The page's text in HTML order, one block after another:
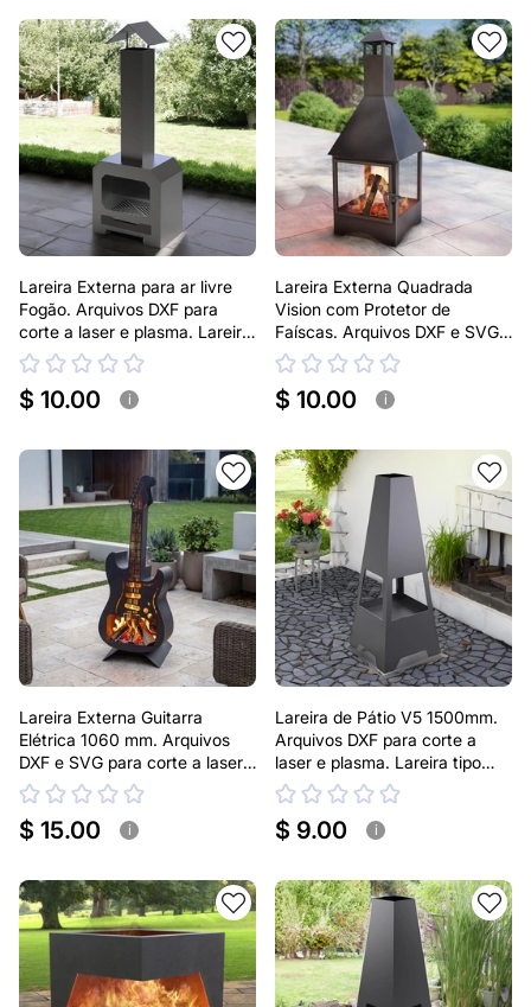
Lareira Externa para ar livre
Fogão. Arquivos DXF para
corte a laser e plasma. Lareira
tipo Chaminea
$ 10.00 i
Lareira Externa Quadrada
Vision com Protetor de
Faíscas. Arquivos DXF e SVG
para corte e plasma a laser.
Lareira tipo Chaminea
$ 10.00 i
Lareira Externa Guitarra
Elétrica 1060 mm. Arquivos
DXF e SVG para corte a laser
e plasma
$ 15.00 i
Lareira de Pátio V5 1500mm.
Arquivos DXF para corte a
laser e plasma. Lareira tipo
Chaminea
$ 9.00 i